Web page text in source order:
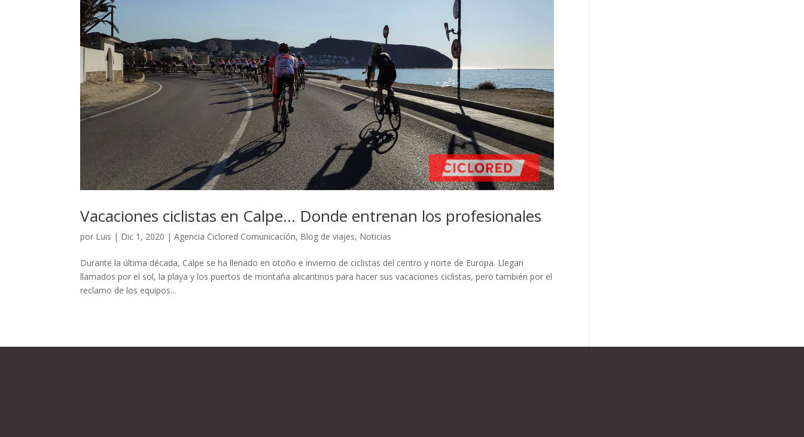
Vacaciones ciclistas en Calpe… Donde entrenan los profesionales
por Luis | Dic 1, 2020 |Agencia Ciclored Comunicación, Blog de viajes, Noticias
Durante la última década, Calpe se ha llenado en otoño e invierno de ciclistas del centro y norte de Europa. Llegan
llamados por el sol, la playa y los puertos de montaña alicantinos para hacer sus vacaciones ciclistas, pero también por el
reclamo de los equipos...